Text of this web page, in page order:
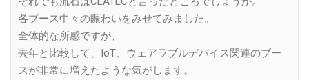
各ブース中々の賑わいをみせてみました。
全体的な所感ですが、
去年と比較して、IoT、ウェアラブルデバイス関連のブー
スが非常に増えたような気がします。